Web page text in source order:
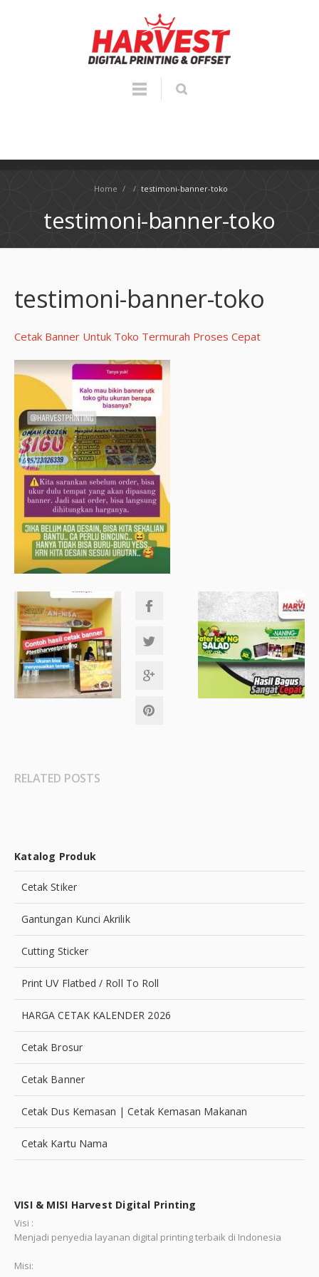
Home / / testimoni-banner-toko
testimoni-banner-toko
testimoni-banner-toko
Cetak Banner Untuk Toko Termurah Proses Cepat
RELATED POSTS
Katalog Produk
Cetak Stiker
Gantungan Kunci Akrilik
Cutting Sticker
Print UV Flatbed / Roll To Roll
HARGA CETAK KALENDER 2026
Cetak Brosur
Cetak Banner
Cetak Dus Kemasan | Cetak Kemasan Makanan
Cetak Kartu Nama
VISI & MISI Harvest Digital Printing
Visi :
Menjadi penyedia layanan digital printing terbaik di Indonesia
Misi: